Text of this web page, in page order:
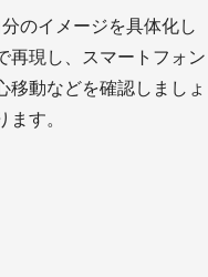
のイメージを具体化し
再現し、スマートフォン
移動などを確認しましょ
す。